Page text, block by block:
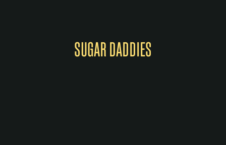
SUGAR DADDIES